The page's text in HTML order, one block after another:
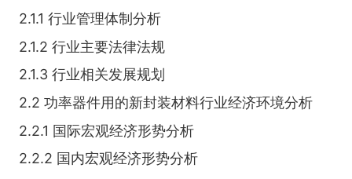
2.1.1 行业管理体制分析
2.1.2 行业主要法律法规
2.1.3 行业相关发展规划
2.2 功率器件用的新封装材料行业经济环境分析
2.2.1 国际宏观经济形势分析
2.2.2 国内宏观经济形势分析